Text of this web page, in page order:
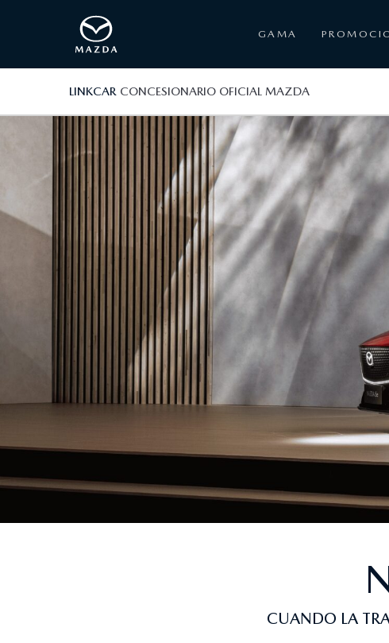
GAMA
LINKCAR CONCESIONARIO OFICIAL MAZDA
CUANDO LA